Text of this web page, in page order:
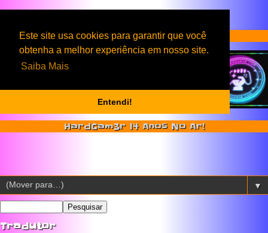
Este site usa cookies para garantir que você
obtenha a melhor experiência em nosso site.
Saiba Mais
Entendi!
Serviços & Produtos HardGam3r
HardGam3r 14 Anos No Ar!
▼
Tradutor